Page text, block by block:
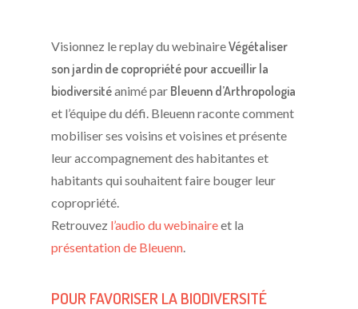
Visionnez le replay du webinaireVégétaliser
son jardin de copropriété pour accueillir la
biodiversitéanimé par Bleuenn d’Arthropologia
et l’équipe du défi. Bleuenn raconte comment
mobiliser ses voisins et voisines etprésente
leur accompagnement des habitantes et
habitants qui souhaitent faire bouger leur
copropriété.
Retrouvez l’audio du webinaireet la
présentation de Bleuenn
POUR FAVORISER LA BIODIVERSITÉ